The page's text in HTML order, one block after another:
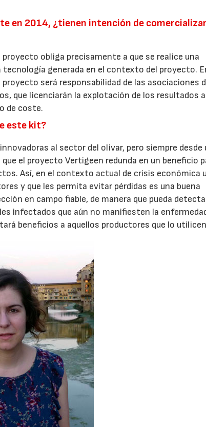
en 2014, ¿tienen intención de
obliga precisamente a que se realice una
generada en el contexto del proyecto.
será responsabilidad de las asociaciones
que licenciarán la explotación de los resultados a
de coste.
este kit?
al sector del olivar, pero siempre desde
el proyecto Vertigeen redunda en un beneficio
Así, en el contexto actual de crisis económica
y que les permita evitar pérdidas es una buena
en campo fiable, de manera que pueda
infectados que aún no manifiesten la
beneficios a aquellos productores que lo